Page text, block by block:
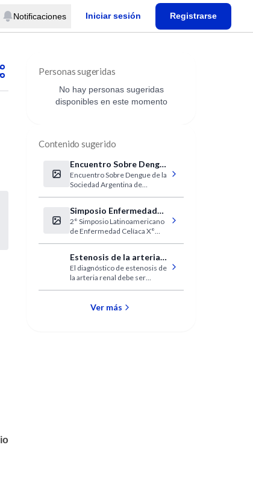
Notificaciones Iniciar sesión Registrarse
Personas sugeridas
No hay personas sugeridas
disponibles en este momento
Contenido sugerido
Encuentro Sobre Dengue
(SAM)
Encuentro Sobre Dengue de la
Sociedad Argentina de
Simposio Enfermedad
Celíaca
2° Simposio Latinoamericano
de Enfermedad Celíaca X°
Estenosis de la arteria
renal
El diagnóstico de estenosis de
la arteria renal debe ser
hipertensión graves o
Ver más